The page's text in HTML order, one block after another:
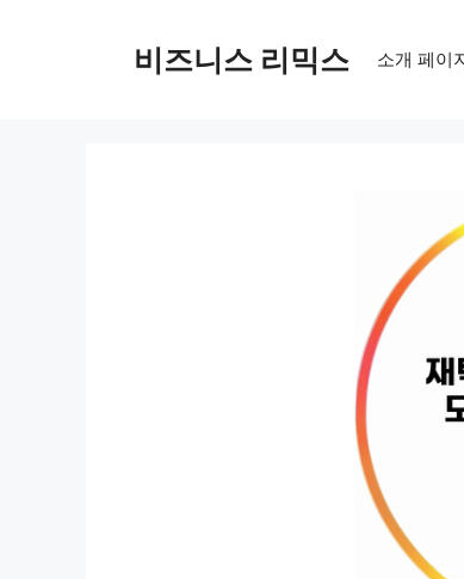
비즈니스 리믹스 소개 페이